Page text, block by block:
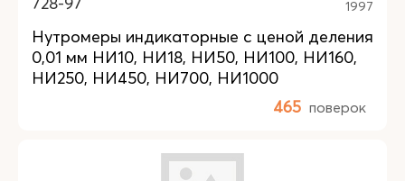
1997
Нутромеры индикаторные с ценой деления
0,01 мм НИ10, НИ18, НИ50, НИ100, НИ160,
НИ250, НИ450, НИ700, НИ1000
465 поверок